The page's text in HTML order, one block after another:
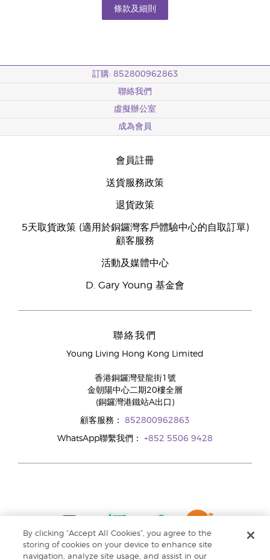
條款及細則
訂購: 852800962863
聯絡我們
虛擬辦公室
成為會員
會員註冊
送貨服務政策
退貨政策
5天取貨政策 (適用於銅鑼灣客戶體驗中心的自取訂單)
顧客服務
活動及媒體中心
D. Gary Young 基金會
聯絡我們
Young Living Hong Kong Limited
香港銅鑼灣登龍街1號
金朝陽中心二期20樓全層
(銅鑼灣港鐵站A出口)
顧客服務： 852800962863
WhatsApp聯繫我們： +852 5506 9428
By clicking “Accept All Cookies”, you agree to the
storing of cookies on your device to enhance site
navigation, analyze site usage, and assist in our